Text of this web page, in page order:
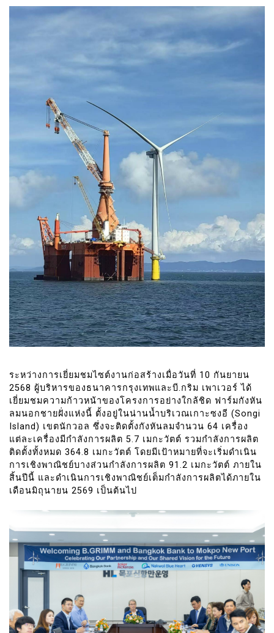
ระหว่างการเยี่ยมชมไซต์งานก่อสร้างเมื่อวันที่ 10 กันยายน
2568 ผู้บริหารของธนาคารกรุงเทพและบี.กริม เพาเวอร์ ได้
เยี่ยมชมความก้าวหน้าของโครงการอย่างใกล้ชิด ฟาร์มกังหัน
ลมนอกชายฝั่งแห่งนี้ ตั้งอยู่ในน่านน้ำบริเวณเกาะซงอี (Songi
Island) เขตนักวอล ซึ่งจะติดตั้งกังหันลมจำนวน 64 เครื่อง
แต่ละเครื่องมีกำลังการผลิต 5.7 เมกะวัตต์ รวมกำลังการผลิต
ติดตั้งทั้งหมด 364.8 เมกะวัตต์ โดยมีเป้าหมายที่จะเริ่มดำเนิน
การเชิงพาณิชย์บางส่วนกำลังการผลิต 91.2 เมกะวัตต์ ภายใน
สิ้นปีนี้ และดำเนินการเชิงพาณิชย์เต็มกำลังการผลิตได้ภายใน
เดือนมิถุนายน 2569 เป็นต้นไป